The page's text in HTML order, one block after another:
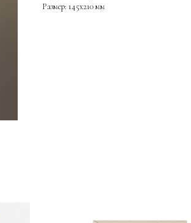
Размер: 145х210 мм